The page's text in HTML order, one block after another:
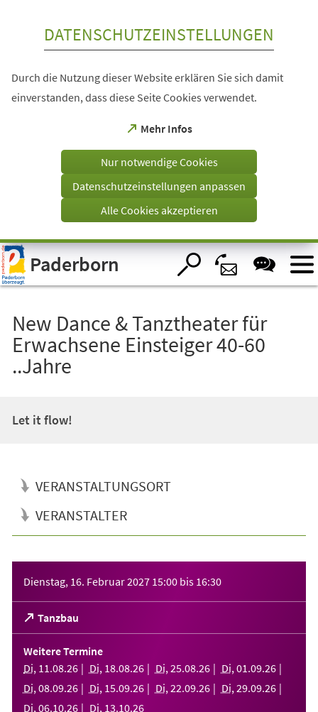
Visuelle
Assistenzsoftware
öffnen.
DATENSCHUTZEINSTELLUNGEN
Durch die Nutzung dieser Website erklären Sie sich damit
einverstanden, dass diese Seite Cookies verwendet.
Mehr Infos
(Öffnet
einem
Tab)
Nur notwendige Cookies
Datenschutzeinstellungen anpassen
Alle Cookies akzeptieren
Paderborn
New Dance & Tanztheater für
Erwachsene Einsteiger 40-60
..Jahre
Let it flow!
VERANSTALTUNGSORT
VERANSTALTER
Dienstag, 16. Februar 2027 15:00 bis 16:30
Tanzbau
(Öffnet
in
einem
neuen
Tab)
Weitere Termine
Di, 11 .08.26 Di, 18.08.26 Di, 25.08.26 Di, 01 .09.26
Di, 08.09.26 Di, 15.09.26 Di, 22.09.26 Di, 29.09.26
Di, 06.10.26 Di, 13.10.26